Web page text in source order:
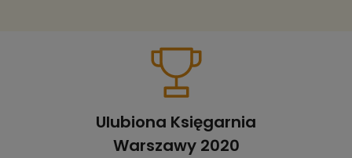
Ulubiona Księgarnia
Warszawy 2020